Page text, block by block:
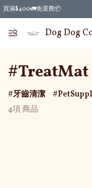
買滿$400🚛免運費📦
Dog Dog
#TreatMat
牙齒清潔
4項 商品